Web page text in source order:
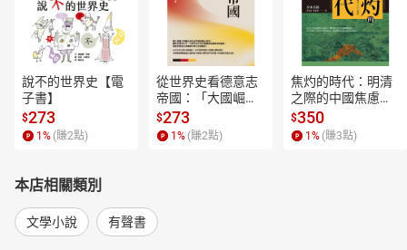
說不的世界史【電
子書】
$273
1 % (賺2點)
從世界史看德意志
帝國：「大國崛
起」的迷思與真實
【電子書】
$273
1 % (賺2點)
焦灼的時代：明清
之際的中國焦慮與
東亞秩序重組【電
子書】
$350
1 % (賺3點)
本店相關類別
文學小說 有聲書